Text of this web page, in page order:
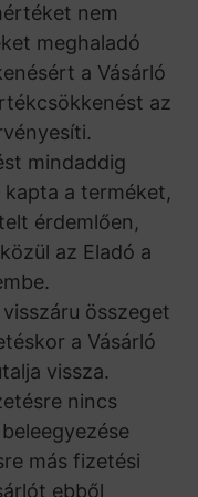
nem
meghaladó
a Vásárló
az
mindaddig
a terméket,
érdemlően,
az Eladó a
összeget
a Vásárló
vissza.
nincs
más fizetési
ebből